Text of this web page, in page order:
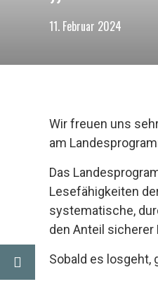
11. Februar 2024
Wir freuen uns
am
Das
Lesefähigkeiten
systematische,
den Anteil sicherer
Sobald es losgeht,